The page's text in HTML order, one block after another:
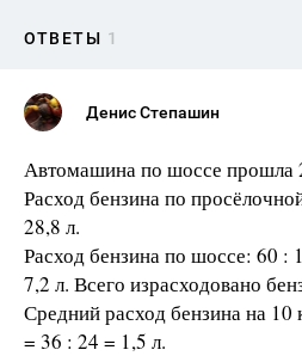
ОТВЕТЫ 1
Денис Степашин
Автомашина по шоссе
Расход бензина по
28,8 л.
Расход бензина по шоссе: 60 :
7,2 л. Всего израсходовано
Средний расход бензина на
= 36 : 24 = 1,5 л.